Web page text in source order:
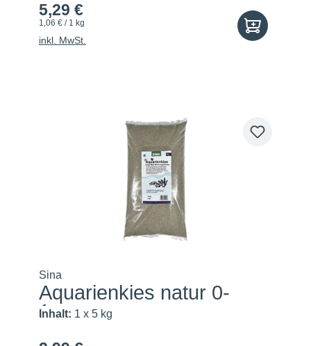
5,29 €
1,06 € / 1 kg
inkl. MwSt.
Sina
Aquarienkies natur 0-
1mm
Inhalt: 1 x 5 kg